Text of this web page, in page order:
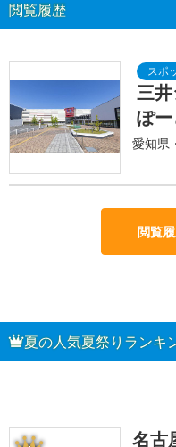
閲覧履歴
三
ぽ
愛知県
閲覧
夏の人気夏祭りランキ
名古